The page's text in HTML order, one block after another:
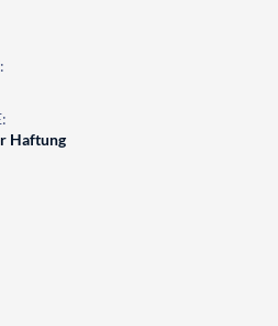
Haftung